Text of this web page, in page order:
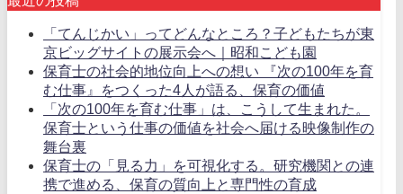
「てんじかい」ってどんなところ？子どもたちが東
京ビッグサイトの展示会へ｜昭和こども園
保育士の社会的地位向上への想い 『次の100年を育
む仕事』をつくった4人が語る、保育の価値
「次の100年を育む仕事」は、こうして生まれた。
保育士という仕事の価値を社会へ届ける映像制作の
舞台裏
保育士の「見る力」を可視化する。研究機関との連
携で進める、保育の質向上と専門性の育成